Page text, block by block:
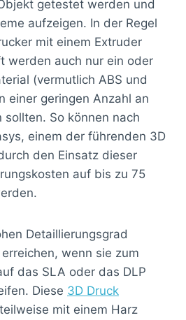
getestet werden und
aufzeigen. In der Regel
mit einem Extruder
werden auch nur ein oder
(vermutlich ABS und
einer geringen Anzahl an
sollten. So können nach
einem der führenden 3D
den Einsatz dieser
auf bis zu 75
Detaillierungsgrad
wenn sie zum
das SLA oder das DLP
Diese 3D Druck
mit einem Harz